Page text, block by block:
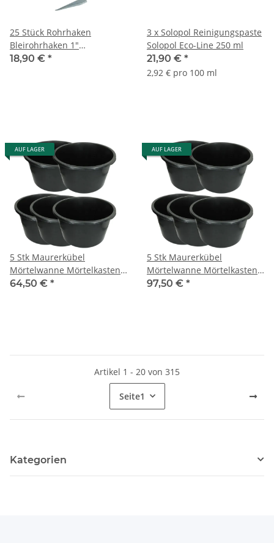
25 Stück Rohrhaken
Bleirohrhaken 1"
Befestigung haken
18,90 € *
3 x Solopol Reinigungspaste
Solopol Eco-Line 250 ml
21,90 € *
2,92 € pro 100 ml
AUF LAGER
5 Stk Maurerkübel
Mörtelwanne Mörtelkasten
Rund 65 l Beton Maurer
64,50 € *
AUF LAGER
5 Stk Maurerkübel
Mörtelwanne Mörtelkasten
Rund 90 l Beton Maurer
97,50 € *
Artikel 1 - 20 von 315
Seite1
Kategorien